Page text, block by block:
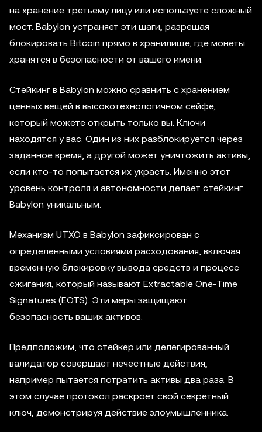
на хранение третьему лицу или используете сложный
мост. Babylon устраняет эти шаги, разрешая
блокировать Bitcoin прямо в хранилище, где монеты
хранятся в безопасности от вашего имени.
Стейкинг в Babylon можно сравнить с хранением
ценных вещей в высокотехнологичном сейфе,
который можете открыть только вы. Ключи
находятся у вас. Один из них разблокируется через
заданное время, а другой может уничтожить активы,
если кто-то попытается их украсть. Именно этот
уровень контроля и автономности делает стейкинг
Babylon уникальным.
Механизм UTXO в Babylon зафиксирован с
определенными условиями расходования, включая
временную блокировку вывода средств и процесс
сжигания, который называют Extractable One-Time
Signatures (EOTS). Эти меры защищают
безопасность ваших активов.
Предположим, что стейкер или делегированный
валидатор совершает нечестные действия,
например пытается потратить активы два раза. В
этом случае протокол раскроет свой секретный
ключ, демонстрируя действие злоумышленника.